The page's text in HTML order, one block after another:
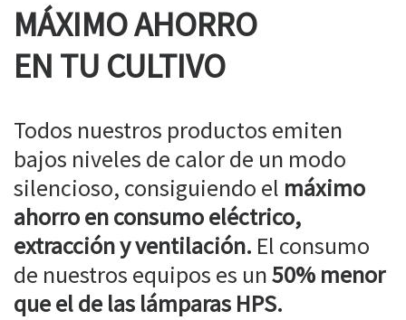
MÁXIMO AHORRO
EN TU CULTIVO
Todos nuestros productos emiten
bajos niveles de calor de un modo
silencioso, consiguiendo el máximo
ahorro en consumo eléctrico,
extracción y ventilación. El consumo
de nuestros equipos es un50% menor
que el de las lámparas HPS.